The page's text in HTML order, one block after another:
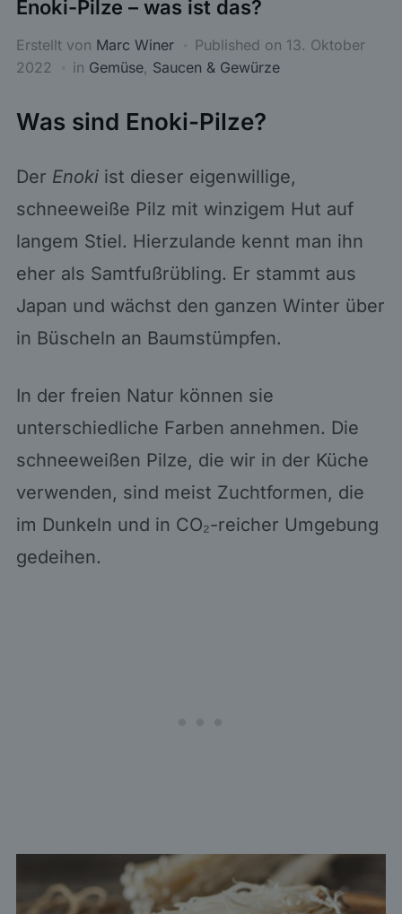
Enoki-Pilze – was ist das?
Erstellt von Marc Winer Published on 13. Oktober
2022
in Gemüse, Saucen & Gewürze
Was sind Enoki-Pilze?
Der Enokiist dieser eigenwillige,
schneeweiße Pilz mit winzigem Hut auf
langem Stiel. Hierzulande kennt man ihn
eher als Samtfußrübling. Er stammt aus
Japan und wächst den ganzen Winter über
in Büscheln an Baumstümpfen.
In der freien Natur können sie
unterschiedliche Farben annehmen. Die
schneeweißen Pilze, die wir in der Küche
verwenden, sind meist Zuchtformen, die
im Dunkeln und in CO₂-reicher Umgebung
gedeihen.